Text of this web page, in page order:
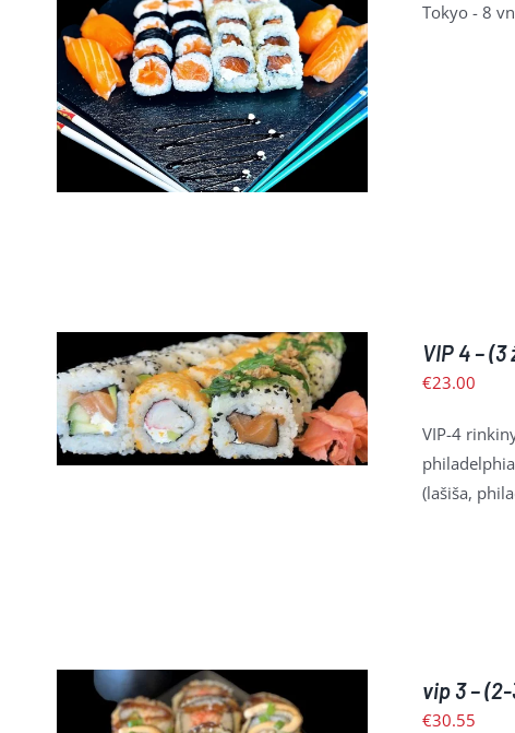
Į KREPŠELĮ / PLAČIAU
Tokyo - 8
Į KREPŠELĮ / PLAČIAU
VIP 4 –
€23.00
VIP-4
(lašiša,
vip 3 –
€30.55